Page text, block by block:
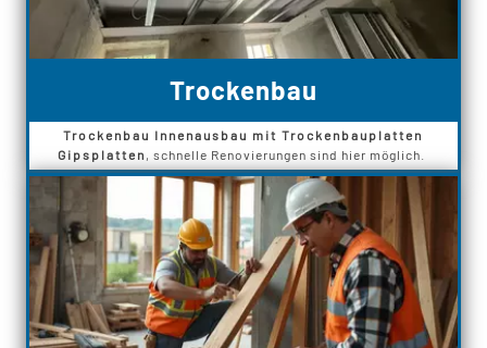
Trockenbau
Trockenbau Innenausbau mit Trockenbauplatten
Gipsplatten , schnelle Renovierungen sind hier möglich.